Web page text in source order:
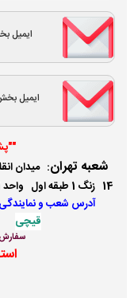
ایمیل
ایمیل
شعبه تهران: میدان
14 زنگ 1 طبقه اول واحد 1
آدرس شعب و
قیچی
سفارش